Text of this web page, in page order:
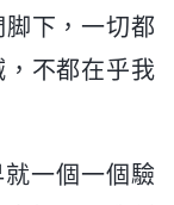
下，一切都
不都在乎我
一個一個驗